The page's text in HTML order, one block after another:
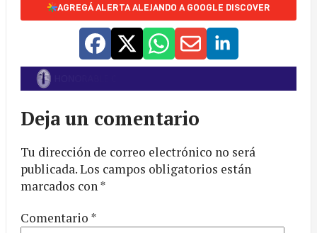
AGREGÁ ALERTA ALEJANDO A GOOGLE DISCOVER
Deja un comentario
Tu dirección de correo electrónico no será
publicada.Los campos obligatorios están
marcados con *
Comentario *